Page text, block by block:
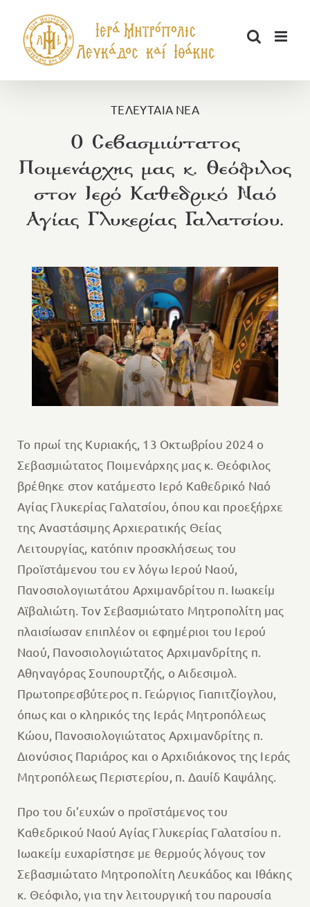
περιεχόμενο
ΤΕΛΕΥΤΑΙΑ ΝΕΑ
Ο Σεβασμιώτατος
Ποιμενάρχης μας κ. Θεόφιλος
στον Ιερό Καθεδρικό Ναό
Αγίας Γλυκερίας Γαλατσίου.
Το πρωί της Κυριακής, 13 Οκτωβρίου 2024 ο
Σεβασμιώτατος Ποιμενάρχης μας κ. Θεόφιλος
βρέθηκε στον κατάμεστο Ιερό Καθεδρικό Ναό
Αγίας Γλυκερίας Γαλατσίου, όπου και προεξήρχε
της Αναστάσιμης Αρχιερατικής Θείας
Λειτουργίας, κατόπιν προσκλήσεως του
Προϊστάμενου του εν λόγω Ιερού Ναού,
Πανοσιολογιωτάτου Αρχιμανδρίτου π. Ιωακείμ
Αϊβαλιώτη. Τον Σεβασμιώτατο Μητροπολίτη μας
πλαισίωσαν επιπλέον οι εφημέριοι του Ιερού
Ναού, Πανοσιολογιώτατος Αρχιμανδρίτης π.
Αθηναγόρας Σουπουρτζής, ο Αιδεσιμολ.
Πρωτοπρεσβύτερος π. Γεώργιος Γιαπιτζίογλου,
όπως και ο κληρικός της Ιεράς Μητροπόλεως
Κώου, Πανοσιολογιώτατος Αρχιμανδρίτης π.
Διονύσιος Παριάρος και ο Αρχιδιάκονος της Ιεράς
Μητροπόλεως Περιστερίου, π. Δαυίδ Καψάλης.
Προ του δι’ευχών ο προϊστάμενος του
Καθεδρικού Ναού Αγίας Γλυκερίας Γαλατσίου π.
Ιωακείμ ευχαρίστησε με θερμούς λόγους τον
Σεβασμιώτατο Μητροπολίτη Λευκάδος και Ιθάκης
κ. Θεόφιλο, για την λειτουργική του παρουσία